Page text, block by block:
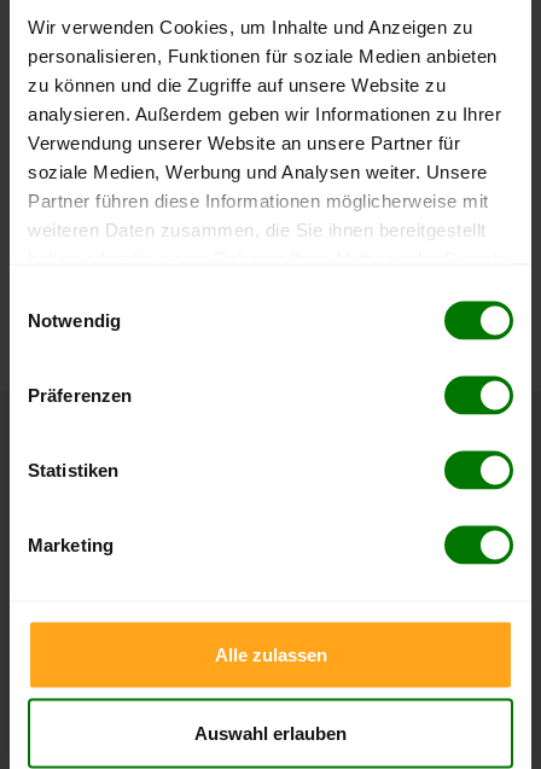
Wir verwenden Cookies, um Inhalte und Anzeigen zu
personalisieren, Funktionen für soziale Medien anbieten
zu können und die Zugriffe auf unsere Website zu
analysieren. Außerdem geben wir Informationen zu Ihrer
Verwendung unserer Website an unsere Partner für
soziale Medien, Werbung und Analysen weiter. Unsere
Partner führen diese Informationen möglicherweise mit
weiteren Daten zusammen, die Sie ihnen bereitgestellt
Notwendig
Präferenzen
Statistiken
Marketing
Alle zulassen
Auswahl erlauben
lose Ware Sackware
September
Januar
Mai
250 €
300 €
350 €
-Seite
Höchst- und Tiefststände der
Pelletspreise in Bach an der Donau
Die Tabellen zeigen die
Höchst- und Tiefststände der
Datum zeigt, wann der Höchst- oder Tiefststand im
Lose Holzpellets